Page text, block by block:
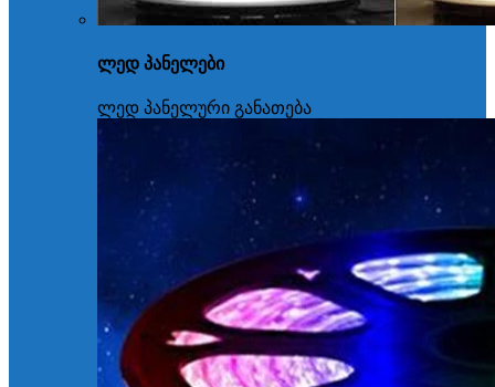
ლედ პანელები
ლედ პანელური განათება